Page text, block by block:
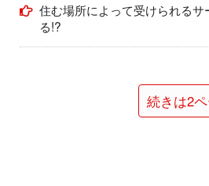
住む場所によって受けられる
る!?
続きは2